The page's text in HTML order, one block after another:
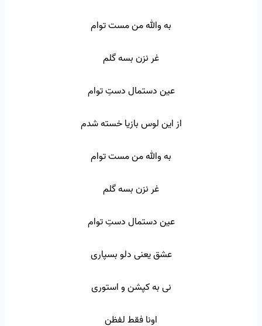
به والله من مست توام
غر نزن بسه گلم
عین دستمال دستِ توام
از این لوس بازیا خسته شدم
به والله من مست توام
غر نزن بسه گلم
عین دستمال دستِ توام
عشق یعنی دلو بسپاری
نی به کپشن و استوری
اونا فقط لفظن